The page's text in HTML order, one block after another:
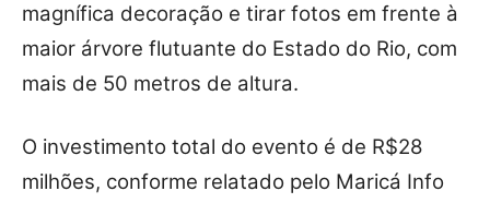
magnífica decoração e tirar fotos em frente à
maior árvore flutuante do Estado do Rio, com
mais de 50 metros de altura.
O investimento total do evento é de R$28
milhões, conforme relatado pelo Maricá Info